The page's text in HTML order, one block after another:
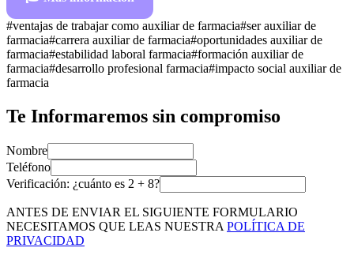
#ventajas de trabajar como auxiliar de farmacia#ser auxiliar de
farmacia#carrera auxiliar de farmacia#oportunidades auxiliar de
farmacia#estabilidad laboral farmacia#formación auxiliar de
farmacia#desarrollo profesional farmacia#impacto social auxiliar de
farmacia
Te Informaremos sin compromiso
Nombre
Teléfono
Verificación: ¿cuánto es 2 + 8?
ANTES DE ENVIAR EL SIGUIENTE FORMULARIO
NECESITAMOS QUE LEAS NUESTRA POLÍTICA DE
PRIVACIDAD